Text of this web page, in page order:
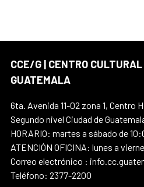
CCE/G | CENTRO
GUATEMALA
6ta. Avenida 11-02 zona 1, Centro
Segundo nivel Ciudad de
HORARIO: martes a sábado de
ATENCIÓN OFICINA: lunes a
Correo electrónico :
Teléfono: 2377-2200